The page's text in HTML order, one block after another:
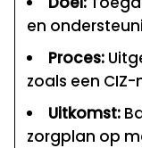
en
Proces:
zoals een
Uitkomst:
zorgplan op